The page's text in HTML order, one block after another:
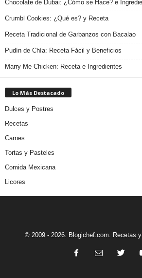
Chocolate de Dubai: ¿Cómo se Hace? e
Crumbl Cookies: ¿Qué es? y Receta
Receta Tradicional de Garbanzos con Bacalao
Pudín de Chía: Receta Fácil y Beneficios
Marry Me Chicken: Receta e Ingredientes
Lo Más Destacado
Dulces y Postres
Recetas
Carnes
Tortas y Pasteles
Comida Mexicana
Licores
© 2009 - 2026. Blogichef.com. Recetas